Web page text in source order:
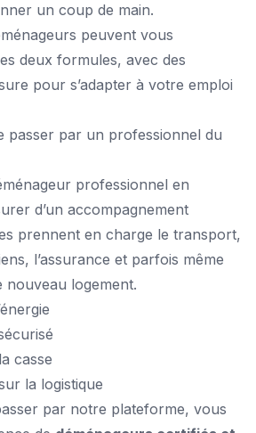
un coup de main.
peuvent vous
deux formules, avec des
pour s’adapter à votre emploi
passer par un professionnel du
professionnel en
d’un accompagnement
prennent en charge le transport,
l’assurance et parfois même
nouveau logement.
casse
la logistique
par notre plateforme, vous